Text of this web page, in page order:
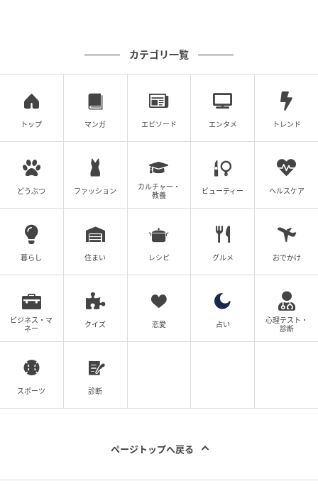
《195/85R16LT》と《205/85R16LT》を今回初展示し
ます。
Q. 会場ではどのような相談ができますか？
A. タイヤの構造や特長を実物で確認しながら、営業担
当に疑問や不安を相談でき、運行条件や用途に合わせ
た提案も受けられます。
元記事で読む
次の記事
Office Chatani「一人社長×AI」
カテゴリ一覧
トップ マンガ エピソード エンタメ トレンド
どうぶつ ファッション
カルチャー・
教養
ビューティー ヘルスケア
暮らし 住まい レシピ グルメ おでかけ
ビジネス・マ
ネー
クイズ 恋愛 占い
心理テスト・
診断
スポーツ 診断
ページトップへ戻る